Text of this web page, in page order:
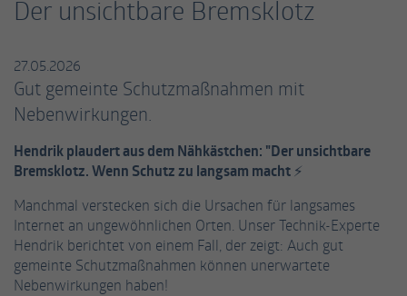
Der unsichtbare Bremsklotz
27.05.2026
Gut gemeinte Schutzmaßnahmen mit
Nebenwirkungen.
Hendrik plaudert aus dem Nähkästchen: "Der unsichtbare
Bremsklotz. Wenn Schutz zu langsam macht ⚡
Manchmal verstecken sich die Ursachen für langsames
Internet an ungewöhnlichen Orten. Unser Technik-Experte
Hendrik berichtet von einem Fall, der zeigt: Auch gut
gemeinte Schutzmaßnahmen können unerwartete
Nebenwirkungen haben!
TYPO3
Laufzeit Session
Zweck
Dieses Cookie ist ein Standard-Session-
Cookie von TYPO3. Es speichert im Falle eines
Benutzer-Logins die Session-ID. So kann der
eingeloggte Benutzer wiedererkannt werden
und es wird ihm Zugang zu geschützten
Bereichen gewährt.
Statistiken
Diese Gruppe beinhaltet alle Skripte für analytisches Tracking
Website zu verbessern.
Anbieter Google Analytics
Laufzeit 2 Jahre
Externe Inhalte
Wir verwenden auf unserer Website externe Inhalte, um Ihnen
zusätzliche Informationen anzubieten.